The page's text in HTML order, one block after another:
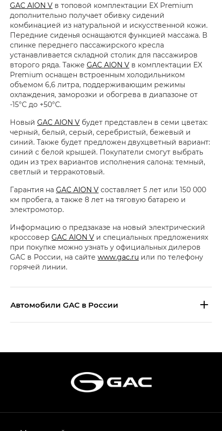
GAC AION V в топовой комплектации EX Premium
дополнительно получает обивку сидений
комбинацией из натуральной и искусственной кожи.
Передние сиденья оснащаются функцией массажа. В
спинке переднего пассажирского кресла
устанавливается складной столик для пассажиров
второго ряда. Также GAC AION V в комплектации EX
Premium оснащен встроенным холодильником
объемом 6,6 литра, поддерживающим режимы
охлаждения, заморозки и обогрева в диапазоне от
-15°С до +50°С.
Новый GAC AION V будет представлен в семи цветах:
черный, белый, серый, серебристый, бежевый и
синий. Также будет предложен двухцветный вариант:
синий с белой крышей. Покупатели смогут выбрать
один из трех вариантов исполнения салона: темный,
светлый и терракотовый.
Гарантия на GAC AION V составляет 5 лет или 150 000
км пробега, а также 8 лет на тяговую батарею и
электромотор.
Информацию о предзаказе на новый электрический
кроссовер GAC AION V и специальных предложениях
при покупке можно узнать у официальных дилеров
GAC в России, на сайте www.gac.ru или по телефону
горячей линии.
Aвтомобили GAC в России
Эс Икс ПРЕМИУМ — SX PREMIUM
S7 — Эс 7 (S7) в комплектациях
Эс Икс ПРЕМИУМ — SX PREMIUM, Эс Тэ — ST
в комплектации Экс ПРЕМИУМ — EX PREMIUM